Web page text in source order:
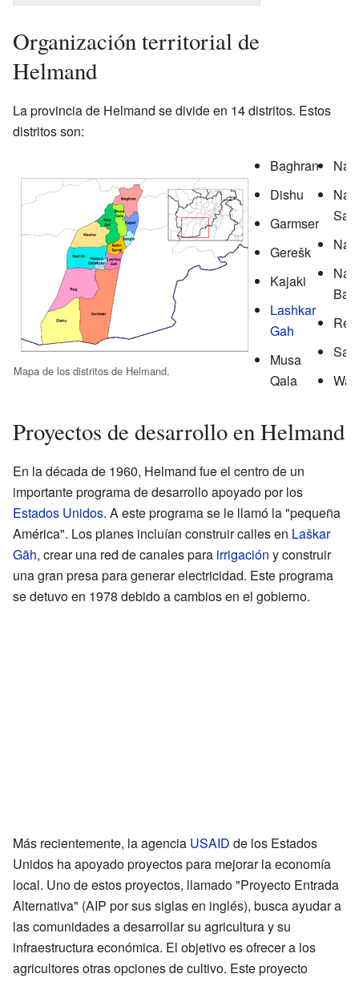
Organización territorial de
Helmand
La provincia de Helmand se divide en 14 distritos. Estos
distritos son:
Mapa de los distritos de Helmand.
Baghran
Dishu
Garmser
Gerešk
Kajaki
Lashkar
Gah
Musa
Qala
Reg
Proyectos de desarrollo en Helmand
En la década de 1960, Helmand fue el centro de un
importante programa de desarrollo apoyado por los
Estados Unidos. A este programa se le llamó la "pequeña
América". Los planes incluían construir calles en Laškar
Gāh, crear una red de canales para irrigación y construir
una gran presa para generar electricidad. Este programa
se detuvo en 1978 debido a cambios en el gobierno.
Más recientemente, la agencia USAID de los Estados
Unidos ha apoyado proyectos para mejorar la economía
local. Uno de estos proyectos, llamado "Proyecto Entrada
Alternativa" (AIP por sus siglas en inglés), busca ayudar a
las comunidades a desarrollar su agricultura y su
infraestructura económica. El objetivo es ofrecer a los
agricultores otras opciones de cultivo. Este proyecto